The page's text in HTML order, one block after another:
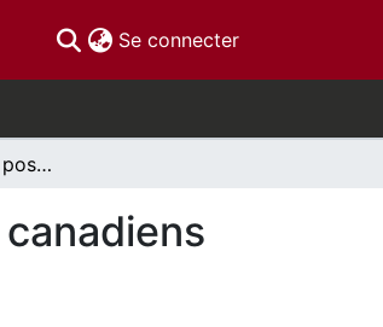
Se connecter(current)
Le trouble de stress post-traumatique chez les militaires canadiens